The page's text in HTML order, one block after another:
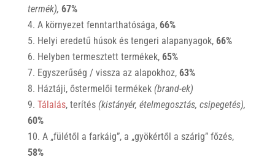
termék), 67%
A környezet fenntarthatósága, 66%
Helyi eredetű húsok és tengeri alapanyagok, 66%
Helyben termesztett termékek, 65%
Egyszerűség / vissza az alapokhoz, 63%
Háztáji, őstermelői termékek (brand-ek)
Tálalás, terítés (kistányér, ételmegosztás, csipegetés),
60%
A „fülétől a farkáig”, a „gyökértől a szárig” főzés,
58%